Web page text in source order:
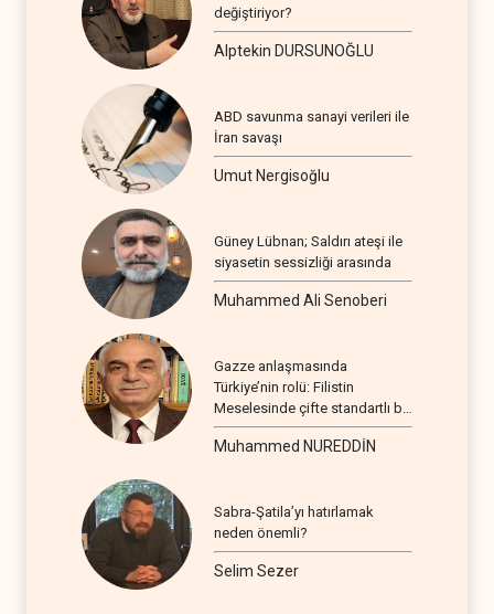
değiştiriyor?
Alptekin DURSUNOĞLU
ABD savunma sanayi verileri ile
İran savaşı
Umut Nergisoğlu
Güney Lübnan; Saldırı ateşi ile
siyasetin sessizliği arasında
Muhammed Ali Senoberi
Gazze anlaşmasında
Türkiye’nin rolü: Filistin
Meselesinde çifte standartlı bir
seyir
Muhammed NUREDDİN
Sabra-Şatila’yı hatırlamak
neden önemli?
Selim Sezer